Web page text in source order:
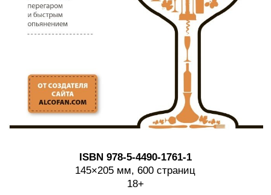
ISBN 978-5-4490-1761-1
145×205 мм, 600 страниц
18+